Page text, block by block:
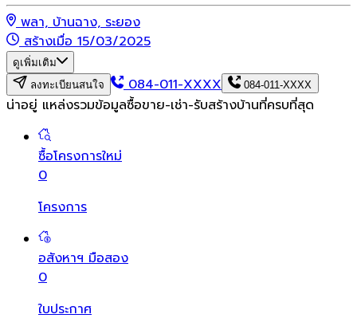
พลา, บ้านฉาง, ระยอง
สร้างเมื่อ 15/03/2025
ดูเพิ่มเติม
ลงทะเบียนสนใจ
084-011-XXXX 084-011-XXXX
น่าอยู่ แหล่งรวมข้อมูลซื้อขาย-เช่า-รับสร้างบ้านที่ครบที่สุด
ซื้อโครงการใหม่
0
โครงการ
อสังหาฯ มือสอง
0
ใบประกาศ